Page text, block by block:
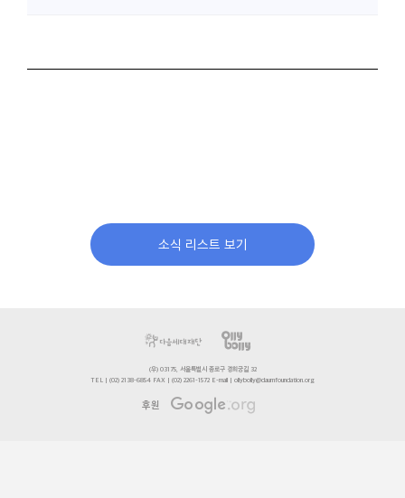
소식 리스트 보기
(우) 03175, 서울특별시 종로구 경희궁길 32
TEL | (02) 2138-6854 FAX | (02) 2261-1572 E-mail | ollybolly@daumfoundation.org
후원